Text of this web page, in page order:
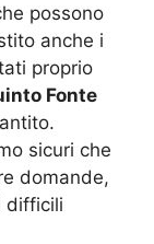
possono
anche i
proprio
Fonte
sicuri che
domande,
difficili